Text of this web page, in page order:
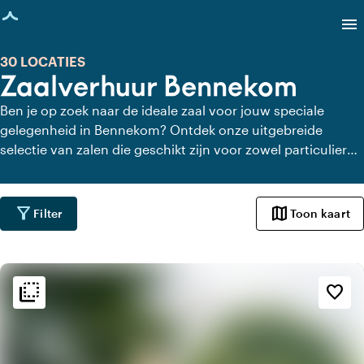
geladen
menu
Zaalverhuur Bennekom
30 LOCATIES
Ben je op zoek naar de ideale zaal voor jouw speciale
gelegenheid in Bennekom? Ontdek onze uitgebreide
selectie van zalen die geschikt zijn voor zowel particuliere
perfecte setting om jouw gasten te imponeren en
herinneringen te creëren die een leven lang meegaan.
filter_alt Filter map Toon kaart
flip_to_back favorite_border
flip_to_back Sfeer en esthetiek
landscape
Landelijk
history
Vintage